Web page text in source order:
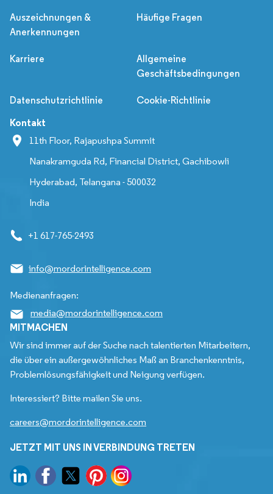
Auszeichnungen &
Anerkennungen
Häufige Fragen
Karriere
Allgemeine
Geschäftsbedingungen
Datenschutzrichtlinie Cookie-Richtlinie
Kontakt
11th Floor, Rajapushpa Summit
Nanakramguda Rd, Financial District, Gachibowli
Hyderabad, Telangana - 500032
India
+1 617-765-2493
info@mordorintelligence.com
Medienanfragen:
media@mordorintelligence.com
MITMACHEN
Wir sind immer auf der Suche nach talentierten Mitarbeitern,
die über ein außergewöhnliches Maß an Branchenkenntnis,
Problemlösungsfähigkeit und Neigung verfügen.
Interessiert? Bitte mailen Sie uns.
careers@mordorintelligence.com
JETZT MIT UNS IN VERBINDUNG TRETEN